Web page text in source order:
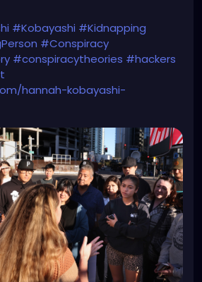
#Kobayashi #Kidnapping
#Conspiracy
#conspiracytheories #hackers
hannah-kobayashi-
theories-updates/